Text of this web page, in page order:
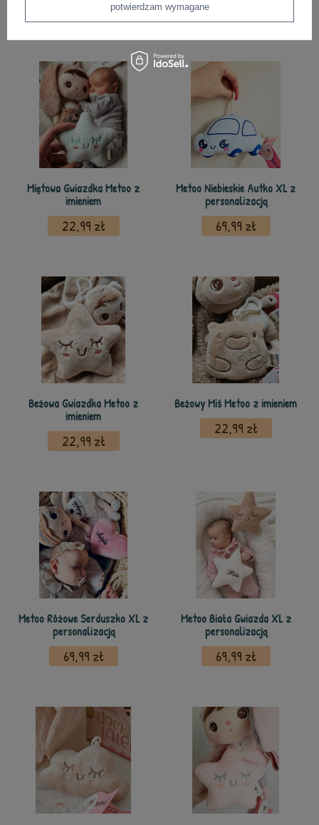
Miętowa Gwiazdka Metoo z
imieniem
22,99 zł
Metoo Niebieskie Autko XL z
personalizacją
69,99 zł
Beżowa Gwiazdka Metoo z
imieniem
22,99 zł
Beżowy Miś Metoo z imieniem
22,99 zł
Metoo Różowe Serduszko XL z
personalizacją
69,99 zł
Metoo Biała Gwiazda XL z
personalizacją
69,99 zł
potwierdzam wymagane